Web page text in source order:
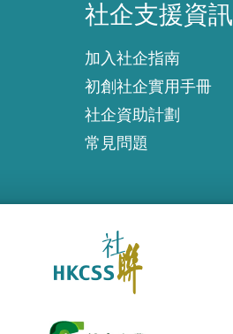
社企支援資訊
加入社企指南
初創社企實用手冊
社企資助計劃
常見問題